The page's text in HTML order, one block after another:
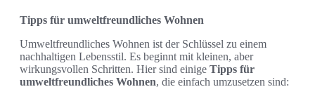
Tipps für umweltfreundliches Wohnen
Umweltfreundliches Wohnen ist der Schlüssel zu einem
nachhaltigen Lebensstil. Es beginnt mit kleinen, aber
wirkungsvollen Schritten. Hier sind einige Tipps für
umweltfreundliches Wohnen, die einfach umzusetzen sind: